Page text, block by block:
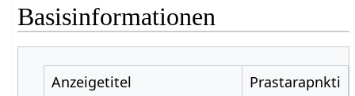
Basisinformationen
Anzeigetitel
Prastarapnkti